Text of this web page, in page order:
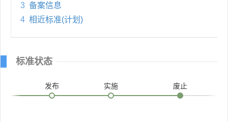
3 备案信息
4 相近标准(计划)
标准状态
发布 实施 废止